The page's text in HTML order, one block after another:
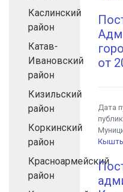
Каслинский
район
Катав-
Ивановский
район
Кизильский
район
Коркинский
район
Красноармейский
район
от
Дата